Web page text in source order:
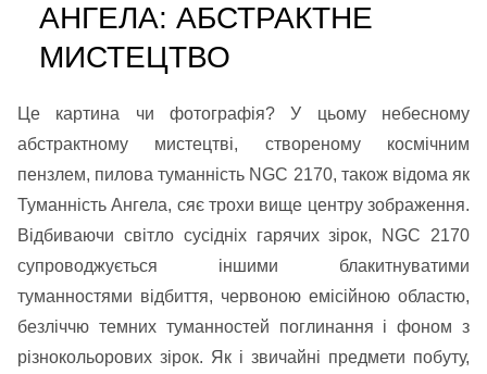
АНГЕЛА: АБСТРАКТНЕ
МИСТЕЦТВО
Це картина чи фотографія? У цьому небесному
абстрактному мистецтві, створеному космічним
пензлем, пилова туманність NGC 2170, також відома як
Туманність Ангела, сяє трохи вище центру зображення.
Відбиваючи світло сусідніх гарячих зірок, NGC 2170
супроводжується іншими блакитнуватими
туманностями відбиття, червоною емісійною областю,
безліччю темних туманностей поглинання і фоном з
різнокольорових зірок. Як і звичайні предмети побуту,